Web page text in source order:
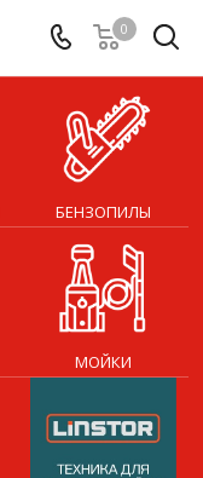
0
БЕНЗОПИЛЫ
МОЙКИ